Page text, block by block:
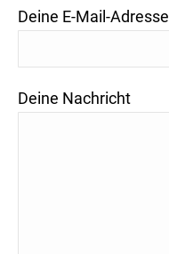
Deine E-Mail-Adresse
Deine Nachricht